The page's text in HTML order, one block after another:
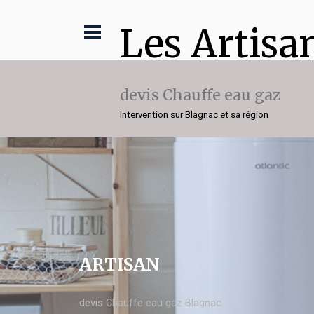
Les
devis Chauffe eau gaz
Intervention sur Blagnac et sa région
ARTISAN
devis Chauffe eau gaz Blagnac